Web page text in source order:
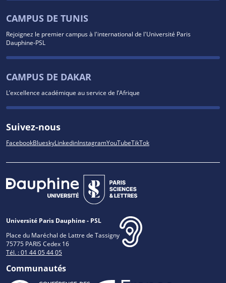
CAMPUS DE TUNIS
Rejoignez le premier campus à l'international de l'Université Paris
Dauphine-PSL
CAMPUS DE DAKAR
L’excellence académique au service de l’Afrique
Suivez-nous
FacebookBlueskyLinkedinInstagramYouTubeTikTok
Université Paris Dauphine - PSL
Place du Maréchal de Lattre de Tassigny
75775 PARIS Cedex 16
Tél. : 01 44 05 44 05
Communautés